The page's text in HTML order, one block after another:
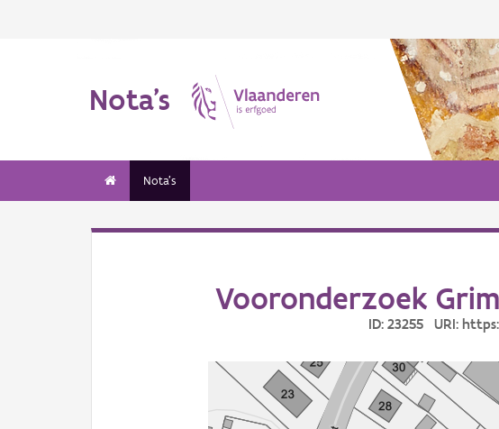
Nota's
Nota's
Vooronderzoek
ID: 23255 URI: